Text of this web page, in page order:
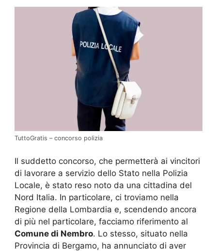
TuttoGratis – concorso polizia
Il suddetto concorso, che permetterà ai vincitori
di lavorare a servizio dello Stato nella Polizia
Locale, è stato reso noto da una cittadina del
Nord Italia. In particolare, ci troviamo nella
Regione della Lombardia e, scendendo ancora
di più nel particolare, facciamo riferimento al
Comune di Nembro. Lo stesso, situato nella
Provincia di Bergamo, ha annunciato di aver